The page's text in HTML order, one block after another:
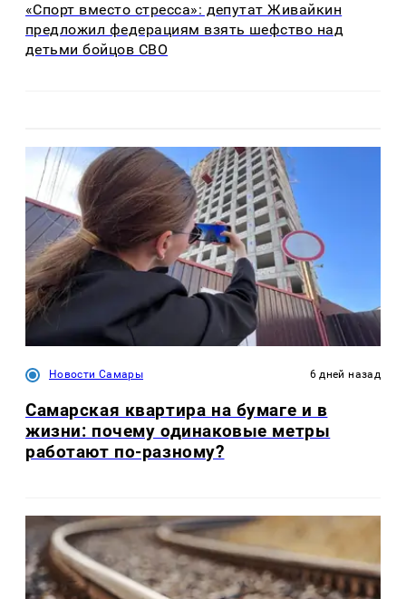
«Спорт вместо стресса»: депутат Живайкин
предложил федерациям взять шефство над
детьми бойцов СВО
Новости Самары 6 дней назад
Самарская квартира на бумаге и в
жизни: почему одинаковые метры
работают по-разному?